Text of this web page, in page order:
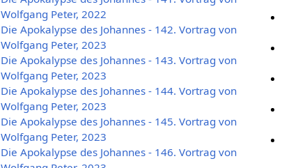
Wolfgang Peter, 2022
Die Apokalypse des Johannes - 142. Vortrag von
Wolfgang Peter, 2023
Die Apokalypse des Johannes - 143. Vortrag von
Wolfgang Peter, 2023
Die Apokalypse des Johannes - 144. Vortrag von
Wolfgang Peter, 2023
Die Apokalypse des Johannes - 145. Vortrag von
Wolfgang Peter, 2023
Die Apokalypse des Johannes - 146. Vortrag von